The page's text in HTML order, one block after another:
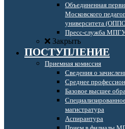
Объединенная
Московского
университета
Пресс-служба
Закрыть
ПОСТУПЛЕНИЕ
Приемная комиссия
Сведения о
Среднее
Базовое высшее
магистратура
Аспирантура